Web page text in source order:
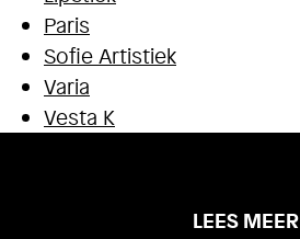
Paris
Sofie Artistiek
Varia
Vesta K
LEES MEER